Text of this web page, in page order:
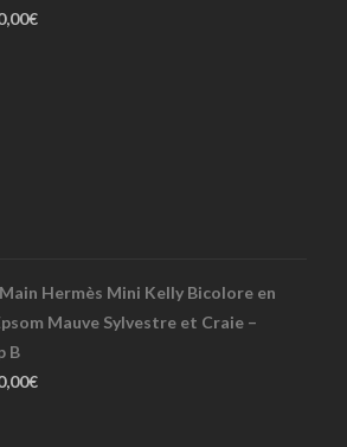
€
Main Hermès Mini Kelly Bicolore en
Mauve Sylvestre et Craie –
B
€